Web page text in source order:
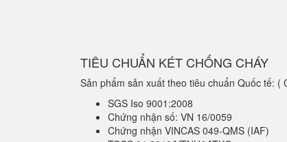
TIÊU CHUẨN KÉT CHỐNG CHÁY
Sản phẩm sản xuất theo tiêu chuẩn Quốc tế: (
SGS Iso 9001:2008
Chứng nhận số: VN 16/0059
Chứng nhận VINCAS 049-QMS (IAF)